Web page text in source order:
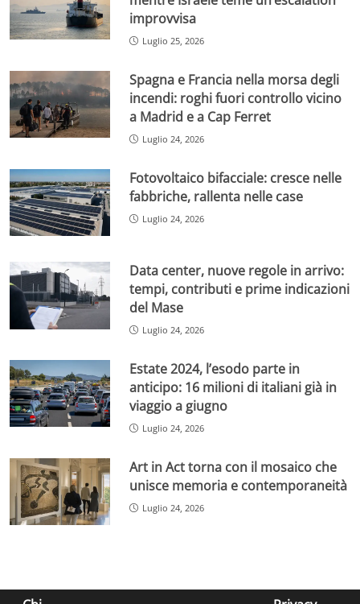
improvvisa
Luglio 25, 2026
Spagna e Francia nella morsa degli
incendi: roghi fuori controllo vicino
a Madrid e a Cap Ferret
Luglio 24, 2026
Fotovoltaico bifacciale: cresce nelle
fabbriche, rallenta nelle case
Luglio 24, 2026
Data center, nuove regole in arrivo:
tempi, contributi e prime indicazioni
del Mase
Luglio 24, 2026
Estate 2024, l’esodo parte in
anticipo: 16 milioni di italiani già in
viaggio a giugno
Luglio 24, 2026
Art in Act torna con il mosaico che
unisce memoria e contemporaneità
Luglio 24, 2026